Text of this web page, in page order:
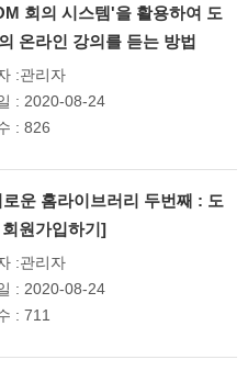
회의 시스템'을 활용하여 도
온라인 강의를 듣는 방법
:관리자
: 2020-08-24
: 826
운 홈라이브러리 두번째 : 도
원가입하기]
:관리자
: 2020-08-24
: 711